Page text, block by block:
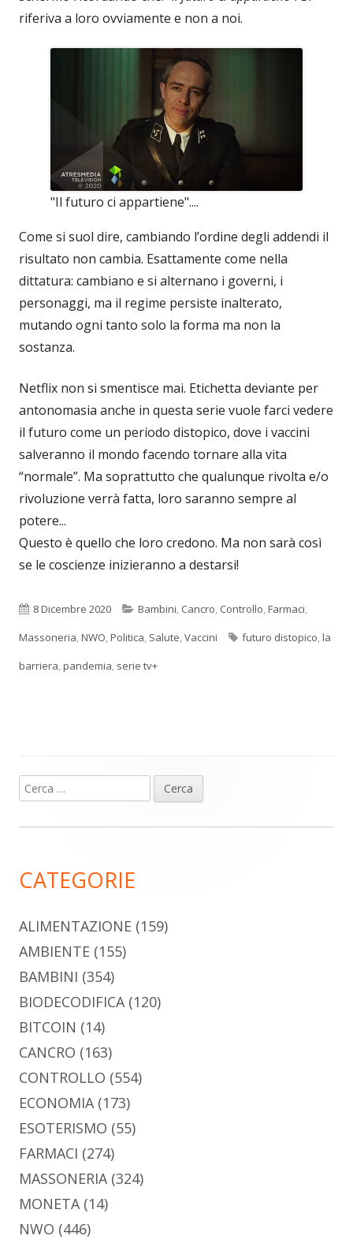
riferiva a loro ovviamente e non a noi.
"Il futuro ci appartiene"....
Come si suol dire, cambiando l’ordine degli addendi il
risultato non cambia. Esattamente come nella
dittatura: cambiano e si alternano i governi, i
personaggi, ma il regime persiste inalterato,
mutando ogni tanto solo la forma ma non la
sostanza.
Netflix non si smentisce mai. Etichetta deviante per
antonomasia anche in questa serie vuole farci vedere
il futuro come un periodo distopico, dove i vaccini
salveranno il mondo facendo tornare alla vita
“normale”. Ma soprattutto che qualunque rivolta e/o
rivoluzione verrà fatta, loro saranno sempre al
potere...
Questo è quello che loro credono. Ma non sarà così
se le coscienze inizieranno a destarsi!
Pubblicato
8 Dicembre 2020 Categorie
Bambini, Cancro, Controllo,Farmaci,
Massoneria,NWO,Politica, Salute,Vaccini Tag
futuro distopico,la
barriera,pandemia, serie tv+
Barra
laterale
Ricerca
per:
CATEGORIE
ALIMENTAZIONE (159)
AMBIENTE (155)
BAMBINI (354)
BIODECODIFICA (120)
BITCOIN (14)
CANCRO (163)
CONTROLLO (554)
ECONOMIA (173)
ESOTERISMO (55)
FARMACI (274)
MASSONERIA (324)
MONETA (14)
NWO (446)